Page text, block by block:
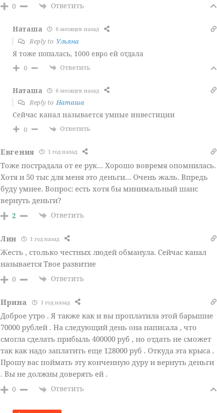
0 Ответить
Наташа 6 месяцев назад
Reply to Ульяна
Я тоже попалась, 1000 евро ей отдала
0 Ответить
Наташа 6 месяцев назад
Reply toНаташа
Сейчас канал называется умные инвестиции
0 Ответить
Евгения 1 год назад
Тоже пострадала от ее рук… Хорошо вовремя опомнилась.
Хотя и 50 тыс для меня это деньги… Очень жаль. Впредь
буду умнее. Вопрос: есть хотя бы минимальный шанс
вернуть деньги?
2 Ответить
Лин 1 год назад
Жесть , столько честных людей обманула. Сейчас канал
называется Твое развитие
0 Ответить
Ирина 1 год назад
Доброе утро . Я также как и вы проплатила этой барышне
70000 рублей . На следующий день она написала , что
смогла сделать прибыль 400000 руб , но отдать не сможет
так как надо заплатить еще 128000 руб . Откуда эта крыса .
Прошу вас поймать эту конченную дуру и вернуть деньги
. Вы не должны доверять ей .
0 Ответить